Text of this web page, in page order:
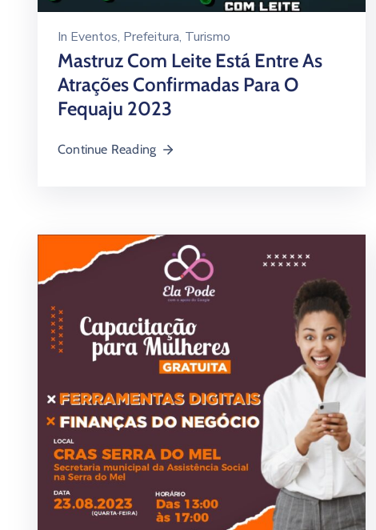
In Eventos‚ Prefeitura‚ Turismo
Mastruz Com Leite Está Entre As
Atrações Confirmadas Para O
Fequaju 2023
Continue Reading